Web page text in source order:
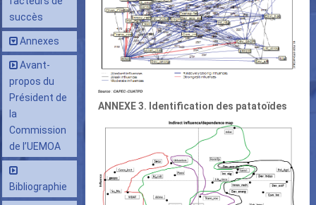
succès
Annexes
Avant-
propos du
Président de
la
Commission
de l’UEMOA
Bibliographie
ANNEXE 3. Identification des patatoïdes